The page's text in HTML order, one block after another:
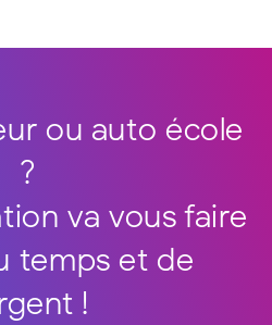
ou auto école
?
va vous faire
temps et de
!